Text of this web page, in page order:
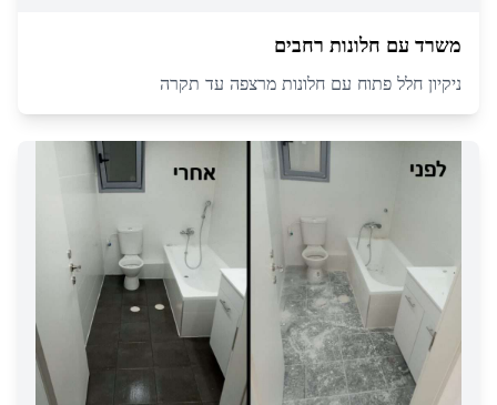
משרד עם חלונות רחבים
ניקיון חלל פתוח עם חלונות מרצפה עד תקרה